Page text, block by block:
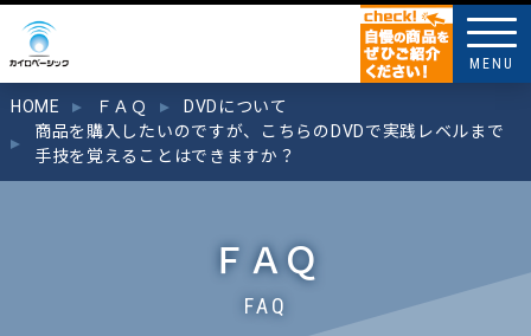
MENU
HOME ＦＡＱ
DVDについて
商品を購入したいのですが、こちらのDVDで実践レベルまで
手技を覚えることはできますか？
ＦＡＱ
FAQ